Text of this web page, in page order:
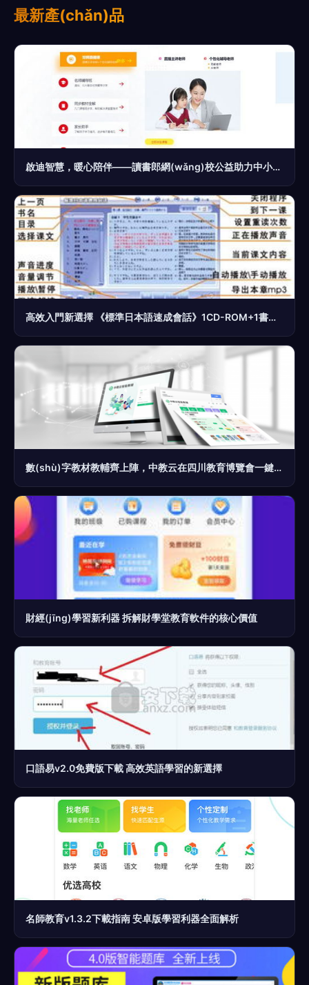
最新產(chǎn)品
啟迪智慧，暖心陪伴——讀書郎網(wǎng)校公益助力中小學生走好人生第一步
高效入門新選擇 《標準日本語速成會話》1CD-ROM+1書僅售15元
數(shù)字教材教輔齊上陣，中教云在四川教育博覽會一鍵直達智慧課堂
財經(jīng)學習新利器 拆解財學堂教育軟件的核心價值
口語易v2.0免費版下載 高效英語學習的新選擇
名師教育v1.3.2下載指南 安卓版學習利器全面解析